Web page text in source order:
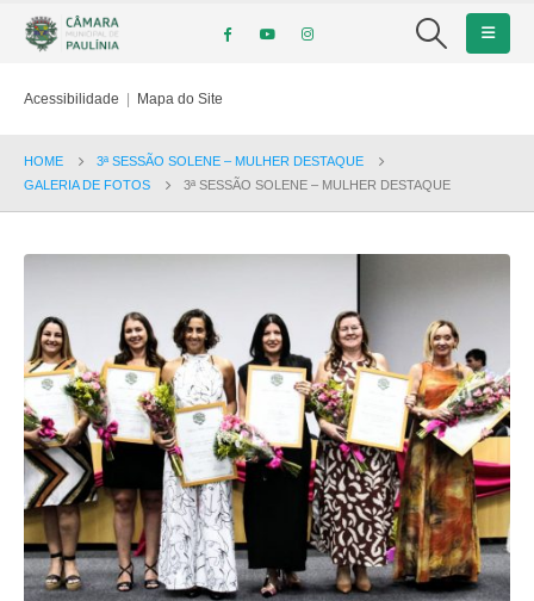
Acessibilidade | Mapa do Site
HOME
3ª SESSÃO SOLENE – MULHER DESTAQUE
GALERIA DE FOTOS
3ª SESSÃO SOLENE – MULHER DESTAQUE